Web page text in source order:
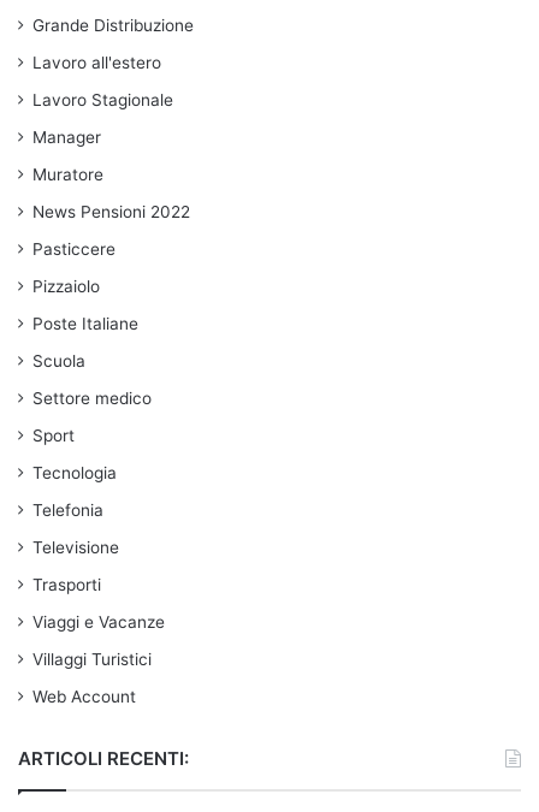
Grande Distribuzione
Lavoro all'estero
Lavoro Stagionale
Manager
Muratore
News Pensioni 2022
Pasticcere
Pizzaiolo
Poste Italiane
Scuola
Settore medico
Sport
Tecnologia
Telefonia
Televisione
Trasporti
Viaggi e Vacanze
Villaggi Turistici
Web Account
ARTICOLI RECENTI: